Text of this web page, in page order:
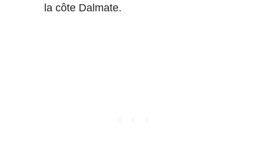
la côte Dalmate.